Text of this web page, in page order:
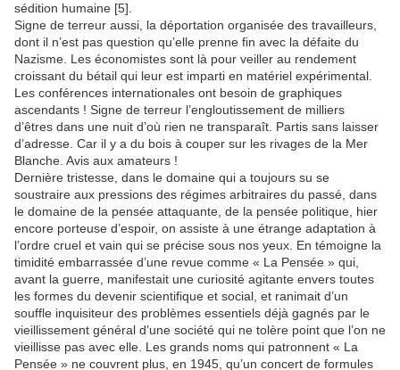
sédition humaine [5].
Signe de terreur aussi, la déportation organisée des travailleurs,
dont il n’est pas question qu’elle prenne fin avec la défaite du
Nazisme. Les économistes sont là pour veiller au rendement
croissant du bétail qui leur est imparti en matériel expérimental.
Les conférences internationales ont besoin de graphiques
ascendants ! Signe de terreur l’engloutissement de milliers
d’êtres dans une nuit d’où rien ne transparaît. Partis sans laisser
d’adresse. Car il y a du bois à couper sur les rivages de la Mer
Blanche. Avis aux amateurs !
Dernière tristesse, dans le domaine qui a toujours su se
soustraire aux pressions des régimes arbitraires du passé, dans
le domaine de la pensée attaquante, de la pensée politique, hier
encore porteuse d’espoir, on assiste à une étrange adaptation à
l’ordre cruel et vain qui se précise sous nos yeux. En témoigne la
timidité embarrassée d’une revue comme « La Pensée » qui,
avant la guerre, manifestait une curiosité agitante envers toutes
les formes du devenir scientifique et social, et ranimait d’un
souffle inquisiteur des problèmes essentiels déjà gagnés par le
vieillissement général d’une société qui ne tolère point que l’on ne
vieillisse pas avec elle. Les grands noms qui patronnent « La
Pensée » ne couvrent plus, en 1945, qu’un concert de formules